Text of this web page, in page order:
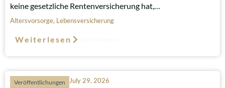
keine gesetzliche Rentenversicherung hat,…
Altersvorsorge, Lebensversicherung
Weiterlesen
Veröffentlichungen July 29, 2026